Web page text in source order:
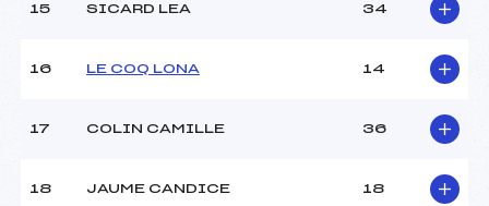
Température départ :
-1
200.5200
Catégorie :
U14
15 SICARD LEA 34
16 LE COQ LONA 14
17 COLIN CAMILLE 36
18 JAUME CANDICE 18